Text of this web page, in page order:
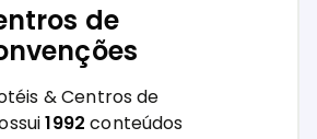
de
& Centros de
1992 conteúdos